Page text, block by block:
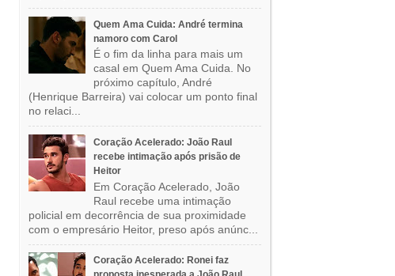
Quem Ama Cuida: André termina
namoro com Carol
É o fim da linha para mais um
casal em Quem Ama Cuida. No
próximo capítulo, André
(Henrique Barreira) vai colocar um ponto final
no relaci...
Coração Acelerado: João Raul
recebe intimação após prisão de
Heitor
Em Coração Acelerado, João
Raul recebe uma intimação
policial em decorrência de sua proximidade
com o empresário Heitor, preso após anúnc...
Coração Acelerado: Ronei faz